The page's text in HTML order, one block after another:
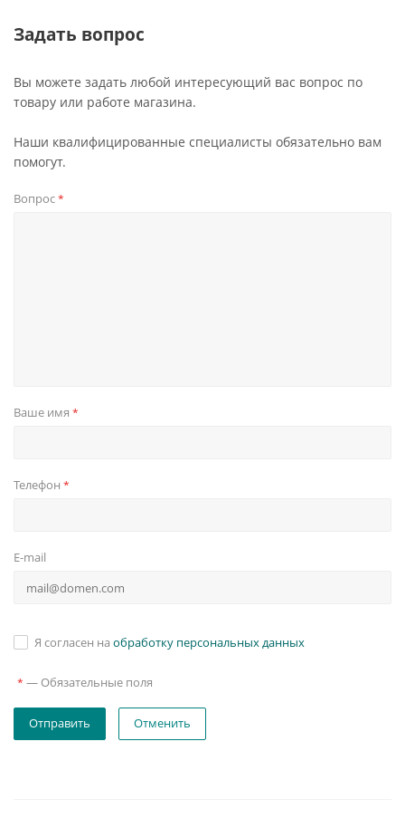
Задать вопрос
Вы можете задать любой интересующий вас вопрос по
товару или работе магазина.
Наши квалифицированные специалисты обязательно вам
помогут.
Вопрос*
Ваше имя *
Телефон *
E-mail
Я согласен на обработку персональных данных
* — Обязательные поля
Отменить